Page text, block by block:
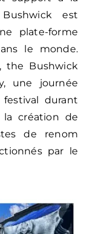
Bushwick est
plate-forme
le monde.
the Bushwick
une journée
durant
création de
de renom
par le